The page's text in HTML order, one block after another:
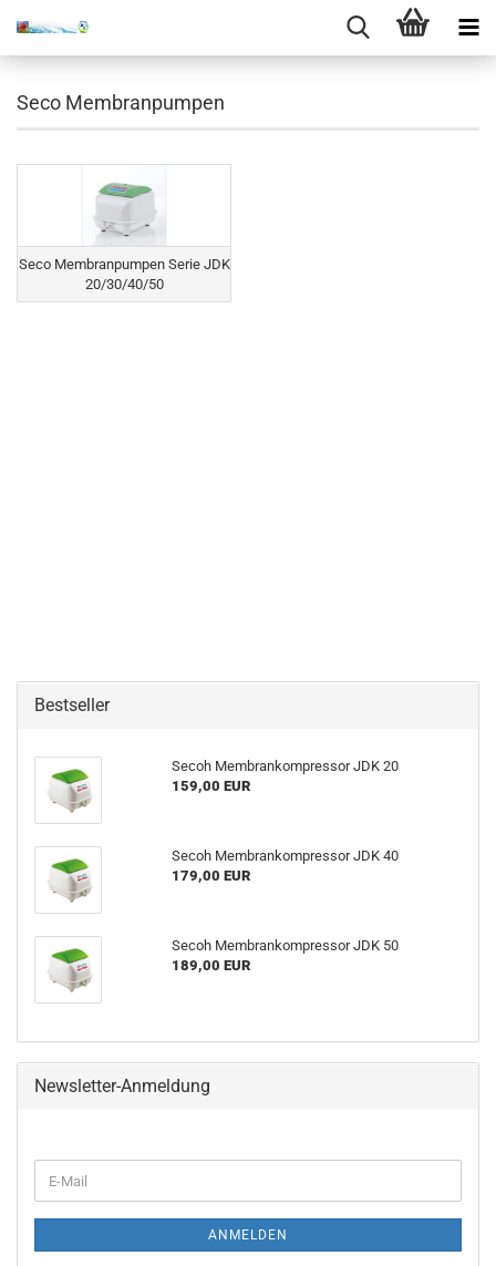
Seco Membranpumpen
Seco Membranpumpen Serie JDK
20/30/40/50
Bestseller
Secoh Membrankompressor JDK 20
159,00 EUR
Secoh Membrankompressor JDK 40
179,00 EUR
Secoh Membrankompressor JDK 50
189,00 EUR
Newsletter-Anmeldung
ANMELDEN